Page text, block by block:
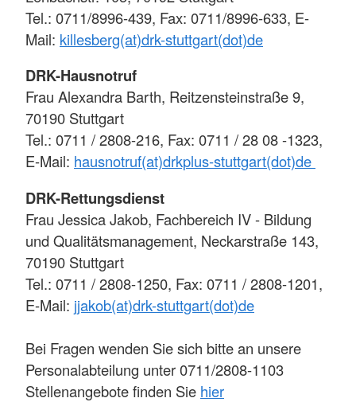
Tel.: 0711/8996-439, Fax: 0711/8996-633, E-
Mail: killesberg(at)drk-stuttgart(dot)de
DRK-Hausnotruf
Frau Alexandra Barth, Reitzensteinstraße 9,
70190 Stuttgart
Tel.: 0711 / 2808-216, Fax: 0711 / 28 08 -1323,
E-Mail: hausnotruf(at)drkplus-stuttgart(dot)de
DRK-Rettungsdienst
Frau Jessica Jakob, Fachbereich IV - Bildung
und Qualitätsmanagement, Neckarstraße 143,
70190 Stuttgart
Tel.: 0711 / 2808-1250, Fax: 0711 / 2808-1201,
E-Mail: jjakob(at)drk-stuttgart(dot)de
Bei Fragen wenden Sie sich bitte an unsere
Personalabteilung unter 0711/2808-1103
Stellenangebote finden Sie hier